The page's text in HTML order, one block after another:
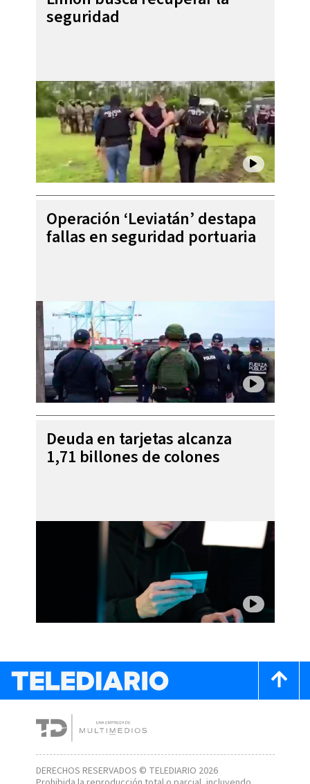
seguridad
Operación ‘Leviatán’ destapa
fallas en seguridad portuaria
Deuda en tarjetas alcanza
1,71 billones de colones
DERECHOS RESERVADOS © TELEDIARIO 2026